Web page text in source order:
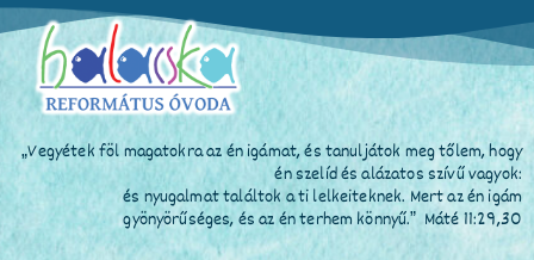
„Vegyétek föl magatokra az én igámat, és tanuljátok meg tőlem, hogy
én szelíd és alázatos szívű vagyok:
és nyugalmat találtok a ti lelkeiteknek. Mert az én igám
gyönyörűséges, és az én terhem könnyű.” Máté 11:29,30